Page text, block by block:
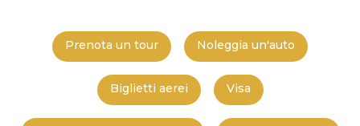
Prenota un tour Noleggia un'auto
Biglietti aerei Visa